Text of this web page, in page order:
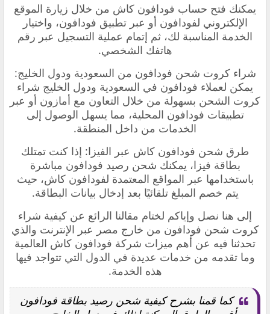
يمكنك فتح حساب فودافون كاش من خلال زيارة الموقع
الإلكتروني لفودافون أو عبر تطبيق فودافون، واختيار
الخدمة المناسبة لك، ثم إتمام عملية التسجيل عبر رقم
هاتفك الشخصي.
شراء كروت شحن فودافون من السعودية ودول الخليج:
يمكن لعملاء فودافون في السعودية ودول الخليج شراء
كروت الشحن بسهولة من خلال التعاون مع أمازون أو عبر
تطبيقات فودافون المحلية، مما يسهل الوصول إلى
الخدمات من داخل المنطقة.
طرق شحن فودافون كاش عبر الفيزا: إذا كنت تمتلك
بطاقة فيزا، يمكنك شحن رصيد فودافون مباشرة
باستخدامها عبر المواقع المعتمدة لفودافون كاش، حيث
يتم خصم المبلغ تلقائيًا بعد إدخال بيانات البطاقة.
إلى هنا نصل وإياكم لختام مقالنا الرائع عن كيفية شراء
كروت شحن فودافون من خارج مصر عبر الإنترنت والذي
تحدثنا فيه عن أهم ميزات شركة فودافون كاش العالمية
وما تقدمه من خدمات عديدة في الدول التي تتواجد فيها
هذه الخدمة.
كما قمنا بشرح كيفية شحن رصيد بطاقة فودافون